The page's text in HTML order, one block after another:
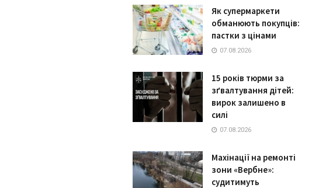
Як супермаркети
обманюють покупців:
пастки з цінами
07.08.2026
15 років тюрми за
зґвалтування дітей:
вирок залишено в
силі
07.08.2026
Махінації на ремонті
зони «Вербне»:
судитимуть